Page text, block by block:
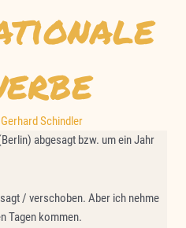
Gerhard Schindler
abgesagt bzw. um ein Jahr
/ verschoben. Aber ich nehme
Tagen kommen.